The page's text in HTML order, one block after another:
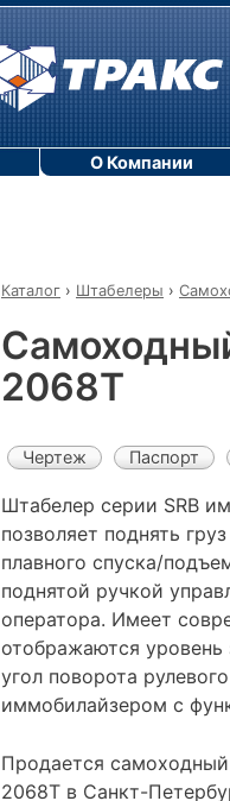
Каталог › Штабелеры ›
2068T
Чертеж Паспорт
Штабелер серии SRB
позволяет поднять
плавного спуска/
поднятой ручкой
оператора. Имеет
отображаются уровень
угол поворота
иммобилайзером с
Продается
2068T в Санкт-
О Компании